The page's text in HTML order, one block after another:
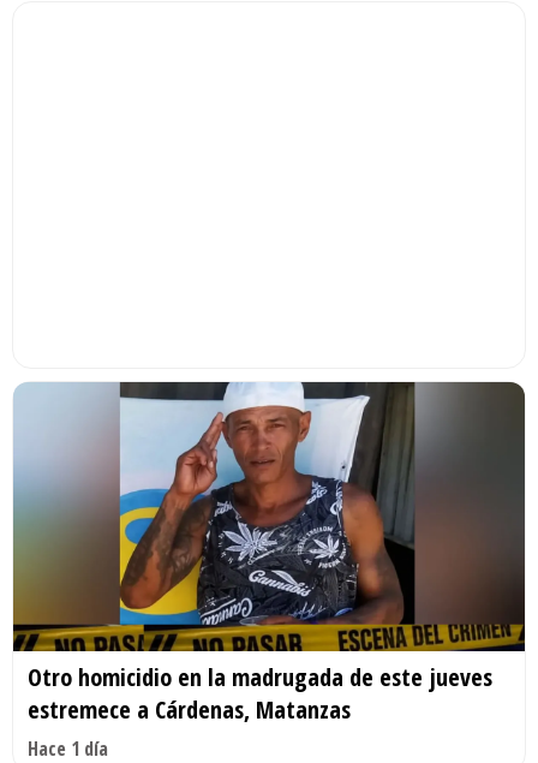
Otro homicidio en la madrugada de este jueves
estremece a Cárdenas, Matanzas
Hace 1 día